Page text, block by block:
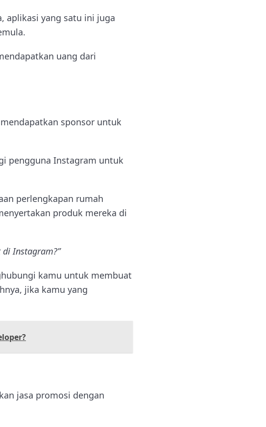
aplikasi yang satu ini juga
uang dari
sponsor untuk
pengguna Instagram untuk
perlengkapan rumah
produk mereka di
Instagram?”
kamu untuk membuat
jika kamu yang
jasa promosi dengan